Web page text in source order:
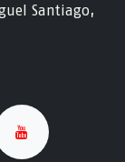
Santiago,